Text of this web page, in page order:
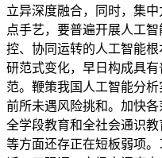
立异深度融合，同时，集
点手艺，要普遍开展人工
控、协同运转的人工智能
研范式变化，早日构成具
范。鞭策我国人工智能分
前所未遇风险挑和。加快
全学段教育和全社会通识
等方面还存正在短板弱项